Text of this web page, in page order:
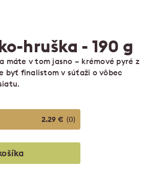
hruška - 190 g
máte v tom jasno – krémové pyré z
byť finalistom v súťaži o vôbec
2.29 € (0)